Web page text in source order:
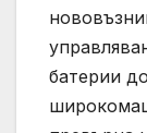
батерии